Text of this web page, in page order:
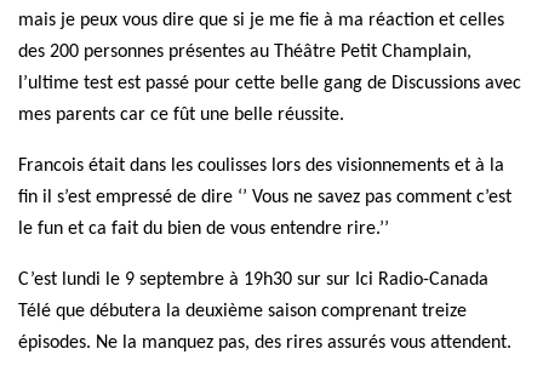
mais je peux vous dire que si je me fie à ma réaction et celles
des 200 personnes présentes au Théâtre Petit Champlain,
l’ultime test est passé pour cette belle gang de Discussions avec
mes parents car ce fût une belle réussite.
Francois était dans les coulisses lors des visionnements et à la
fin il s’est empressé de dire ‘’ Vous ne savez pas comment c’est
le fun et ca fait du bien de vous entendre rire.’’
C’est lundi le 9 septembre à 19h30 sur sur Ici Radio-Canada
Télé que débutera la deuxième saison comprenant treize
épisodes. Ne la manquez pas, des rires assurés vous attendent.